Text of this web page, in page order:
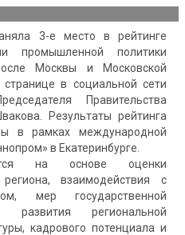
3-е место в рейтинге
промышленной политики
Москвы и Московской
в социальной сети
Правительства
Результаты рейтинга
в рамках международной
в Екатеринбурге.
на основе оценки
взаимодействия с
мер государственной
развития региональной
кадрового потенциала и